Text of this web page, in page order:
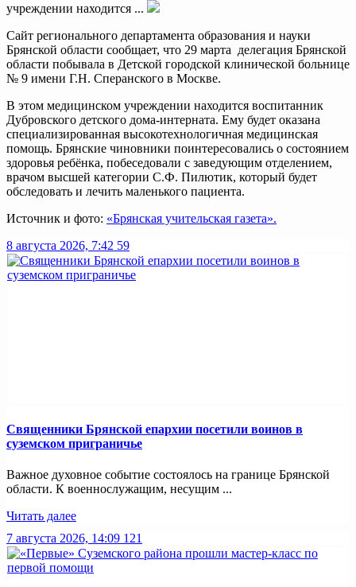
учреждении находится ...
Сайт регионального департамента образования и науки
Брянской области сообщает, что 29 марта делегация Брянской
области побывала в Детской городской клинической больнице
№ 9 имени Г.Н. Сперанского в Москве.
В этом медицинском учреждении находится воспитанник
Дубровского детского дома-интерната. Ему будет оказана
специализированная высокотехнологичная медицинская
помощь. Брянские чиновники поинтересовались о состоянием
здоровья ребёнка, побеседовали с заведующим отделением,
врачом высшей категории С.Ф. Пилютик, который будет
обследовать и лечить маленького пациента.
Источник и фото: «Брянская учительская газета».
8 августа 2026, 7:42 59
Священники Брянской епархии посетили воинов в
суземском приграничье
Важное духовное событие состоялось на границе Брянской
области. К военнослужащим, несущим ...
Читать далее
7 августа 2026, 14:09 121